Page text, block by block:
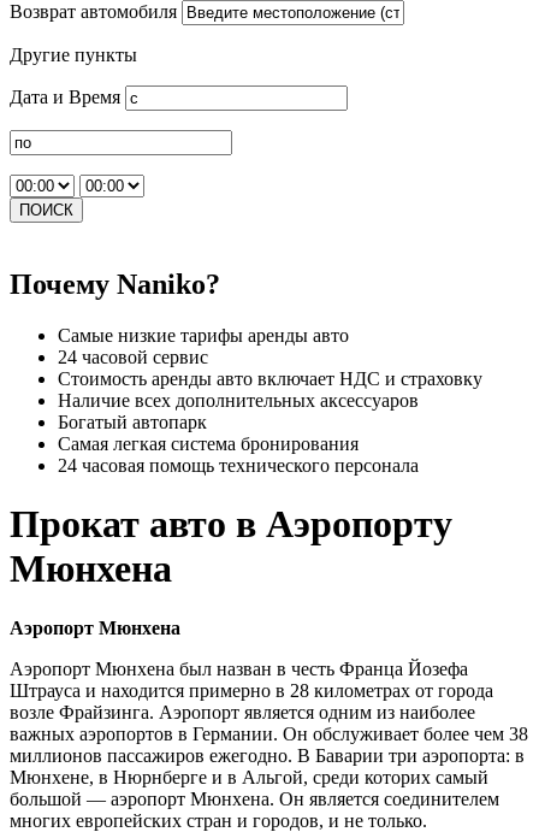
Возврат автомобиля
Другие пункты
Дата и Время
ПОИСК
Почему Naniko?
Самые низкие тарифы аренды авто
24 часовой сервис
Стоимость аренды авто включает НДС и страховку
Наличие всех дополнительных аксессуаров
Богатый автопарк
Самая легкая система бронирования
24 часовая помощь технического персонала
Прокат авто в Аэропорту
Мюнхена
Аэропорт Мюнхена
Аэропорт Мюнхена был назван в честь Франца Йозефа
Штрауса и находится примерно в 28 километрах от города
возле Фрайзинга. Аэропорт является одним из наиболее
важных аэропортов в Германии. Он обслуживает более чем 38
миллионов пассажиров ежегодно. В Баварии три аэропорта: в
Мюнхене, в Нюрнберге и в Альгой, среди которих самый
большой — аэропорт Мюнхена. Он является соединителем
многих европейских стран и городов, и не только.